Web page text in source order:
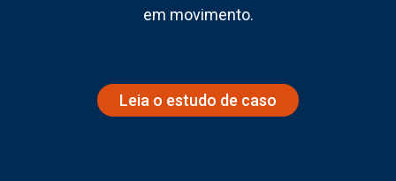
em movimento.
Leia o estudo de caso